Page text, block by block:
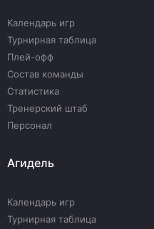
Календарь игр
Турнирная таблица
Плей-офф
Состав команды
Статистика
Тренерский штаб
Персонал
Агидель
Календарь игр
Турнирная таблица